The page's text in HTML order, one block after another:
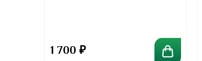
1 700 ₽